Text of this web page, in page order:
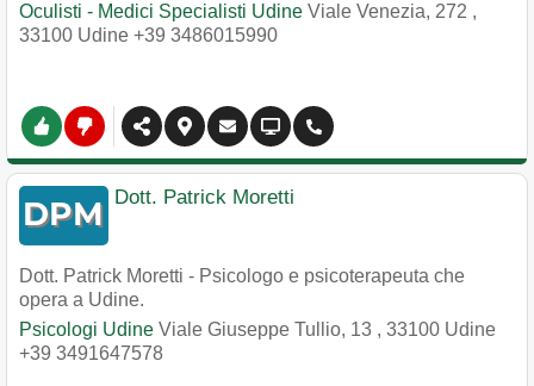
Oculisti - Medici Specialisti Udine Viale Venezia, 272 ,
33100 Udine +39 3486015990
Dott. Patrick Moretti
Dott. Patrick Moretti - Psicologo e psicoterapeuta che
opera a Udine.
Psicologi Udine Viale Giuseppe Tullio, 13 , 33100 Udine
+39 3491647578